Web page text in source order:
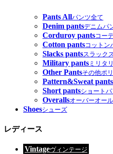
Pants Allパンツ全て
Denim pantsデニムパ
Corduroy pantsコー
Cotton pantsコットン
Slacks pantsスラック
Military pants ミリタ
Other Pantsその他ポ
Pattern&Sweat pants
Short pantsショート
Overallsオーバーオール
Shoesシューズ
レディース
Vintageヴィンテージ